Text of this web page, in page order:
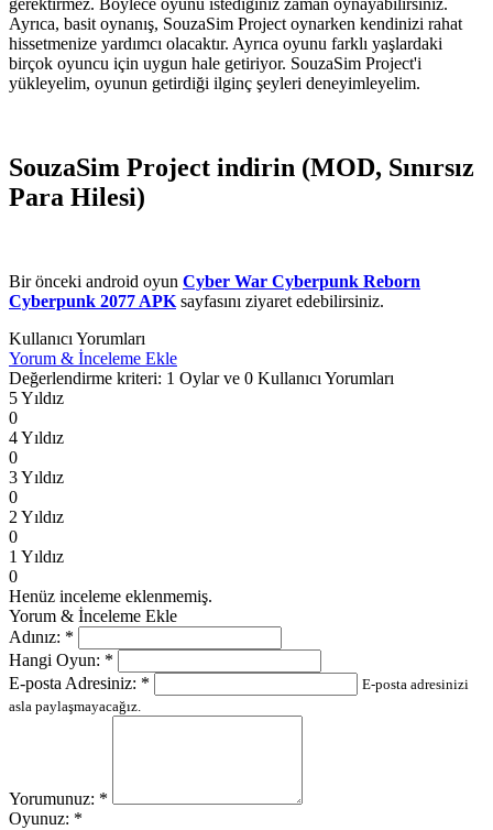
gerektirmez. Böylece oyunu istediğiniz zaman oynayabilirsiniz.
Ayrıca, basit oynanış, SouzaSim Project oynarken kendinizi rahat
hissetmenize yardımcı olacaktır. Ayrıca oyunu farklı yaşlardaki
birçok oyuncu için uygun hale getiriyor. SouzaSim Project'i
yükleyelim, oyunun getirdiği ilginç şeyleri deneyimleyelim.
SouzaSim Project indirin (MOD, Sınırsız
Para Hilesi)
Bir önceki android oyun Cyber War Cyberpunk Reborn
Cyberpunk 2077 APK sayfasını ziyaret edebilirsiniz.
Kullanıcı Yorumları
Yorum & İnceleme Ekle
Değerlendirme kriteri: 1 Oylar ve 0 Kullanıcı Yorumları
5 Yıldız
0
4 Yıldız
0
3 Yıldız
0
2 Yıldız
0
1 Yıldız
0
Henüz inceleme eklenmemiş.
Yorum & İnceleme Ekle
Adınız: *
Hangi Oyun: *
E-posta Adresiniz: *
E-posta adresinizi
asla paylaşmayacağız.
Yorumunuz: *
Oyunuz: *